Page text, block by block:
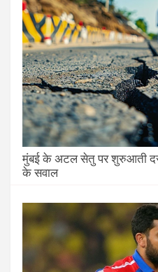
मुंबई के अटल सेतु पर शुरुआती
के सवाल